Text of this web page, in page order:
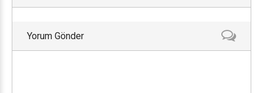
Yorum Gönder